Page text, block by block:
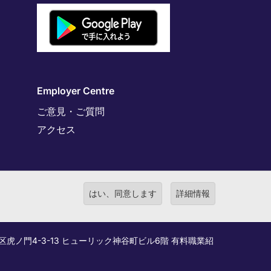
Employer Centre
ご意見・ご質問
アクセス
ノ門4-3-13 ヒューリック神谷町ビル6階 有料職業紹
はい、同意します 詳細情報